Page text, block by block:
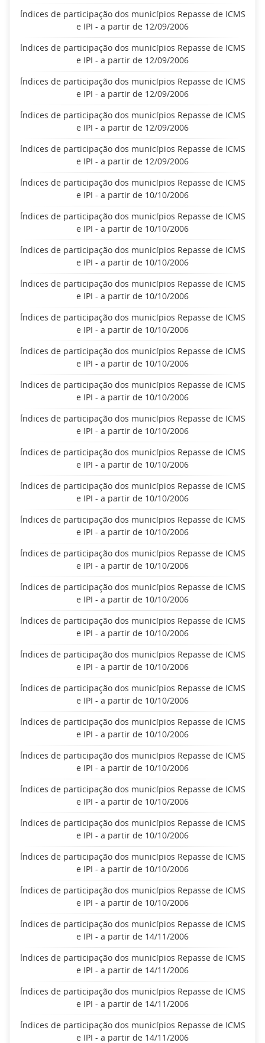
Índices de participação dos municípios Repasse de ICMS
e IPI - a partir de 12/09/2006
Índices de participação dos municípios Repasse de ICMS
e IPI - a partir de 12/09/2006
Índices de participação dos municípios Repasse de ICMS
e IPI - a partir de 12/09/2006
Índices de participação dos municípios Repasse de ICMS
e IPI - a partir de 12/09/2006
Índices de participação dos municípios Repasse de ICMS
e IPI - a partir de 12/09/2006
Índices de participação dos municípios Repasse de ICMS
e IPI - a partir de 10/10/2006
Índices de participação dos municípios Repasse de ICMS
e IPI - a partir de 10/10/2006
Índices de participação dos municípios Repasse de ICMS
e IPI - a partir de 10/10/2006
Índices de participação dos municípios Repasse de ICMS
e IPI - a partir de 10/10/2006
Índices de participação dos municípios Repasse de ICMS
e IPI - a partir de 10/10/2006
Índices de participação dos municípios Repasse de ICMS
e IPI - a partir de 10/10/2006
Índices de participação dos municípios Repasse de ICMS
e IPI - a partir de 10/10/2006
Índices de participação dos municípios Repasse de ICMS
e IPI - a partir de 10/10/2006
Índices de participação dos municípios Repasse de ICMS
e IPI - a partir de 10/10/2006
Índices de participação dos municípios Repasse de ICMS
e IPI - a partir de 10/10/2006
Índices de participação dos municípios Repasse de ICMS
e IPI - a partir de 10/10/2006
Índices de participação dos municípios Repasse de ICMS
e IPI - a partir de 10/10/2006
Índices de participação dos municípios Repasse de ICMS
e IPI - a partir de 10/10/2006
Índices de participação dos municípios Repasse de ICMS
e IPI - a partir de 10/10/2006
Índices de participação dos municípios Repasse de ICMS
e IPI - a partir de 10/10/2006
Índices de participação dos municípios Repasse de ICMS
e IPI - a partir de 10/10/2006
Índices de participação dos municípios Repasse de ICMS
e IPI - a partir de 10/10/2006
Índices de participação dos municípios Repasse de ICMS
e IPI - a partir de 10/10/2006
Índices de participação dos municípios Repasse de ICMS
e IPI - a partir de 10/10/2006
Índices de participação dos municípios Repasse de ICMS
e IPI - a partir de 10/10/2006
Índices de participação dos municípios Repasse de ICMS
e IPI - a partir de 10/10/2006
Índices de participação dos municípios Repasse de ICMS
e IPI - a partir de 10/10/2006
Índices de participação dos municípios Repasse de ICMS
e IPI - a partir de 14/11/2006
Índices de participação dos municípios Repasse de ICMS
e IPI - a partir de 14/11/2006
Índices de participação dos municípios Repasse de ICMS
e IPI - a partir de 14/11/2006
Índices de participação dos municípios Repasse de ICMS
e IPI - a partir de 14/11/2006